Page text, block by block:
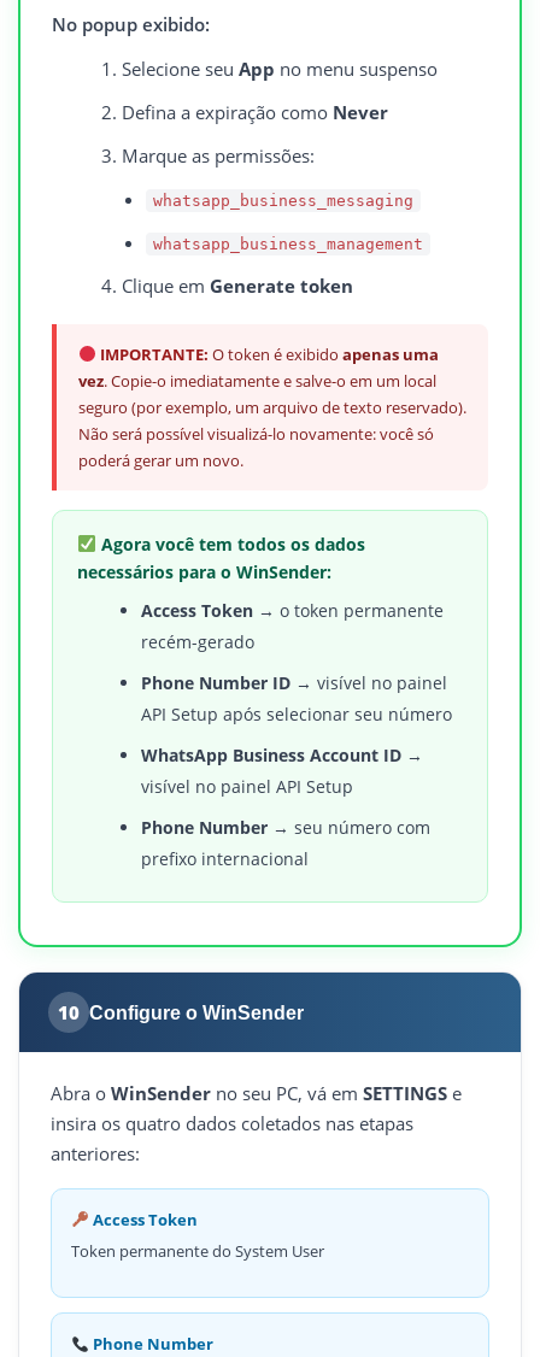
No popup exibido:
Selecione seu App no menu suspenso
Defina a expiração como Never
Marque as permissões:
whatsapp_business_messaging
whatsapp_business_management
Clique em Generate token
IMPORTANTE: O token é exibido apenas uma
vez. Copie-o imediatamente e salve-o em um local
seguro (por exemplo, um arquivo de texto reservado).
Não será possível visualizá-lo novamente: você só
poderá gerar um novo.
Agora você tem todos os dados
necessários para o WinSender:
Access Token → o token permanente
recém-gerado
Phone Number ID → visível no painel
API Setup após selecionar seu número
WhatsApp Business Account ID →
visível no painel API Setup
Phone Number → seu número com
prefixo internacional
10 Configure o WinSender
Abra o WinSender no seu PC, vá em SETTINGS e
insira os quatro dados coletados nas etapas
anteriores:
Access Token
Token permanente do System User
Phone Number